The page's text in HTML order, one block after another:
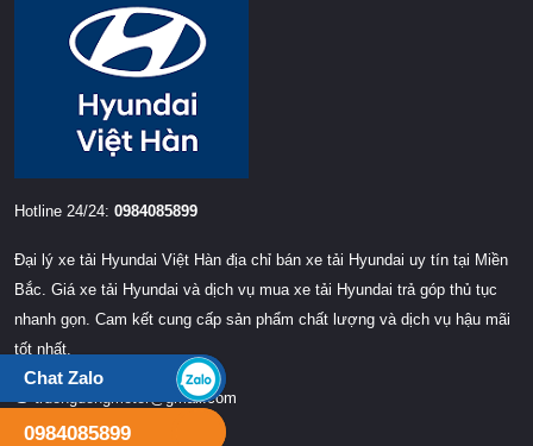
Hotline 24/24: 0984085899
Đại lý xe tải Hyundai Việt Hàn địa chỉ bán xe tải Hyundai uy tín tại Miền
Bắc. Giá xe tải Hyundai và dịch vụ mua xe tải Hyundai trả góp thủ tục
nhanh gọn. Cam kết cung cấp sản phẩm chất lượng và dịch vụ hậu mãi
tốt nhất.
truongdongmotor@gmail.com
Chat Zalo
0984085899